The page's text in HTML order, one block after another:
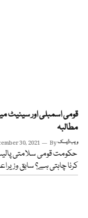
قومی اسمبلی اور سینیٹ
مطالبہ
30, 2021 Byویب ڈیسک
حکومت قومی سلامتی
کرنا چاہتی ہے؟ سابق